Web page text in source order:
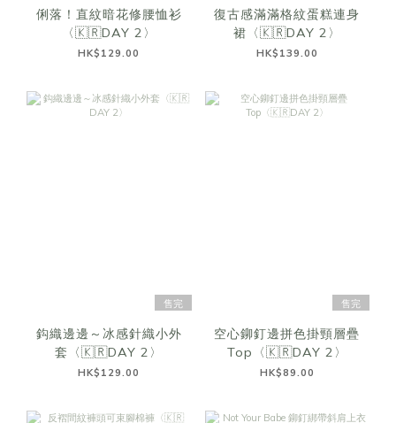
俐落！直紋暗花修腰恤衫
〈🇰🇷DAY 2〉
HK$129.00
復古感滿滿格紋蛋糕連身
裙〈🇰🇷DAY 2〉
HK$139.00
售完
鈎織邊邊～冰感針織小外
套〈🇰🇷DAY 2〉
HK$129.00
售完
空心鉚釘邊拼色掛頸層疊
Top〈🇰🇷DAY 2〉
HK$89.00